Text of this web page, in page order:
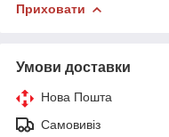
Приховати
Умови доставки
Нова Пошта
Самовивіз